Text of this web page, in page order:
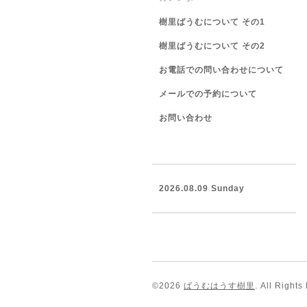
樹里ばうむについて その1
樹里ばうむについて その2
お電話での問い合わせについて
メールでの予約について
お問い合わせ
2026.08.09 Sunday
©2026 ばうむはうす樹里 . All Rights